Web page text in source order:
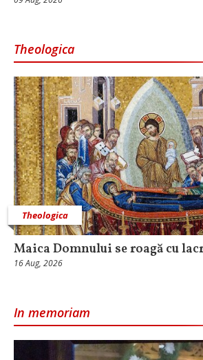
Theologica
Theologica
Maica Domnului se roagă cu
16 Aug, 2026
In memoriam